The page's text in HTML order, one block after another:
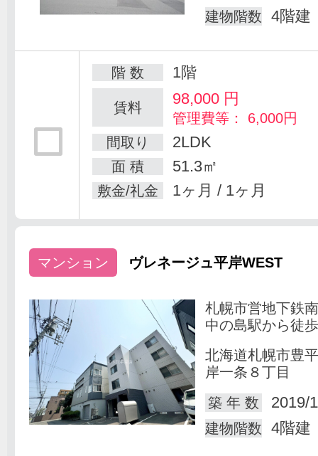
建物階数 4階建
階 数 1階
賃料 98,000円
管理費等： 6,000円
間取り
2LDK
面 積 51.3㎡
敷金/礼金 1ヶ月 / 1ヶ月
マンション ヴレネージュ平岸WEST
札幌市営地下鉄
中の島駅から徒
北海道札幌市豊
岸一条８丁目
築 年 数
2019/
建物階数 4階建